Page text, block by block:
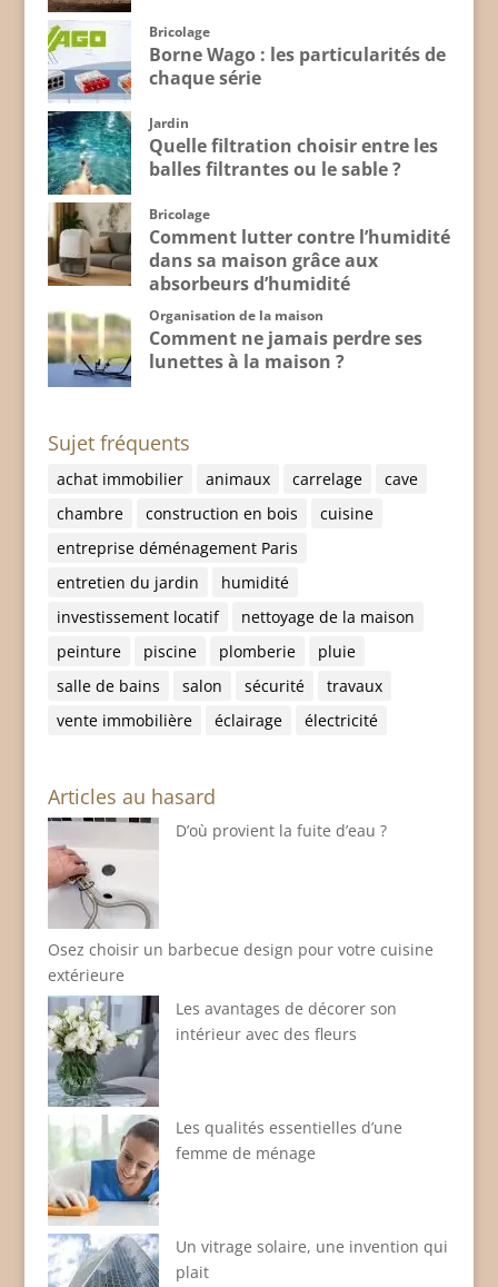
Bricolage
Borne Wago : les particularités de
chaque série
Jardin
Quelle filtration choisir entre les
balles filtrantes ou le sable ?
Bricolage
Comment lutter contre l’humidité
dans sa maison grâce aux
absorbeurs d’humidité
Organisation de la maison
Comment ne jamais perdre ses
lunettes à la maison ?
Sujet fréquents
achat immobilier animaux carrelage
cave
chambre
construction en bois
cuisine
entreprise déménagement Paris
entretien du jardin
humidité
investissement locatif
nettoyage de la maison
peinture
piscine plomberie
pluie
salle de bains
salon sécurité
travaux
vente immobilière
éclairage électricité
Articles au hasard
D’où provient la fuite d’eau ?
Osez choisir un barbecue design pour votre cuisine
extérieure
Les avantages de décorer son
intérieur avec des fleurs
Les qualités essentielles d’une
femme de ménage
Un vitrage solaire, une invention qui
plait